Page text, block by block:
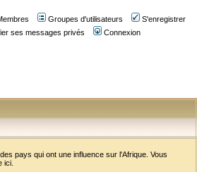
Groupes d'utilisateurs
S'enregistrer
ses messages privés Connexion
pays qui ont une influence sur l'Afrique. Vous
ici.